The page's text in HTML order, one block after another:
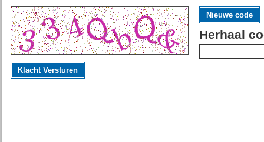
Nieuwe code
Herhaal
Klacht Versturen